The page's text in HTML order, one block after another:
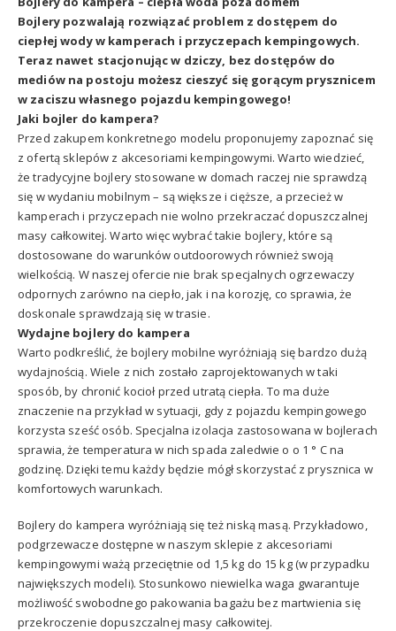
Bojlery pozwalają rozwiązać problem z dostępem do
ciepłej wody w kamperach i przyczepach kempingowych.
Teraz nawet stacjonując w dziczy, bez dostępów do
mediów na postoju możesz cieszyć się gorącym prysznicem
w zaciszu własnego pojazdu kempingowego!
Jaki bojler do kampera?
Przed zakupem konkretnego modelu proponujemy zapoznać się
z ofertą sklepów z akcesoriami kempingowymi. Warto wiedzieć,
że tradycyjne bojlery stosowane w domach raczej nie sprawdzą
się w wydaniu mobilnym – są większe i cięższe, a przecież w
kamperach i przyczepach nie wolno przekraczać dopuszczalnej
masy całkowitej. Warto więc wybrać takie bojlery, które są
dostosowane do warunków outdoorowych również swoją
wielkością. W naszej ofercie nie brak specjalnych ogrzewaczy
odpornych zarówno na ciepło, jak i na korozję, co sprawia, że
doskonale sprawdzają się w trasie.
Wydajne bojlery do kampera
Warto podkreślić, że bojlery mobilne wyróżniają się bardzo dużą
wydajnością. Wiele z nich zostało zaprojektowanych w taki
sposób, by chronić kocioł przed utratą ciepła. To ma duże
znaczenie na przykład w sytuacji, gdy z pojazdu kempingowego
korzysta sześć osób. Specjalna izolacja zastosowana w bojlerach
sprawia, że temperatura w nich spada zaledwie o o 1 ° C na
godzinę. Dzięki temu każdy będzie mógł skorzystać z prysznica w
komfortowych warunkach.
Bojlery do kampera wyróżniają się też niską masą. Przykładowo,
podgrzewacze dostępne w naszym sklepie z akcesoriami
kempingowymi ważą przeciętnie od 1,5 kg do 15 kg (w przypadku
największych modeli). Stosunkowo niewielka waga gwarantuje
możliwość swobodnego pakowania bagażu bez martwienia się
przekroczenie dopuszczalnej masy całkowitej.